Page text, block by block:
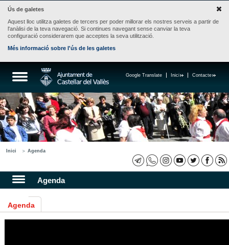
Ús de galetes
Aquest lloc utilitza galetes de tercers per poder millorar els nostres serveis a partir de
l'anàlisi de la teva navegació. Si continues navegant sense canviar la teva
configuració considerarem que acceptes la seva utilització.
Més informació sobre l'ús de les galetes
Contacte
Inici
Google Translate
Inici Agenda
Agenda
Agenda